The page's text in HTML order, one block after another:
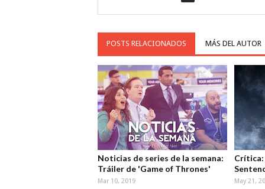
POSTS RELACIONADOS MÁS DEL AUTOR
Noticias de series de la semana:
Tráiler de 'Game of Thrones'
Mar 10, 2019
Crítica:
May 21,